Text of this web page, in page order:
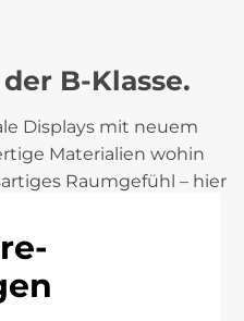
B-Klasse.
Displays mit neuem
Materialien wohin
Raumgefühl – hier
besticht durch sein
Funktionalität, das
in Leder mit